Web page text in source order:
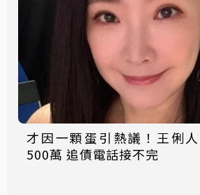
才因一顆蛋引熱議！王俐
500萬 追債電話接不完